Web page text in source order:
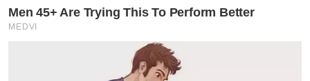
Men 45+ Are Trying This To Perform Better
MEDVI